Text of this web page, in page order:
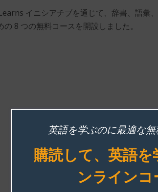
イニシアチブを通じて、辞書、語彙
8 つの無料コースを開設しました。
英語を学ぶのに最適な
購読して、英語
ンライン